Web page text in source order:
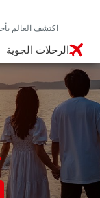
الرحلات الجوية